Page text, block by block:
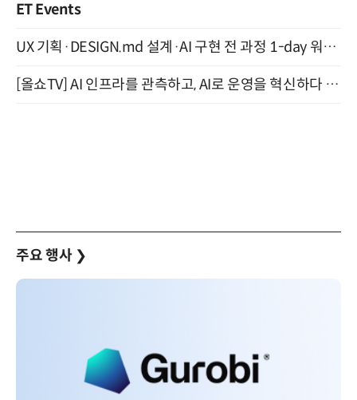
ET Events
UX 기획·DESIGN.md 설계·AI 구현 전 과정 1-day 워크숍 with Claude Code·Codex 9월 15일 개최
[올쇼TV] AI 인프라를 관측하고, AI로 운영을 혁신하다 (8월 11일 생방송)
주요 행사 ❯